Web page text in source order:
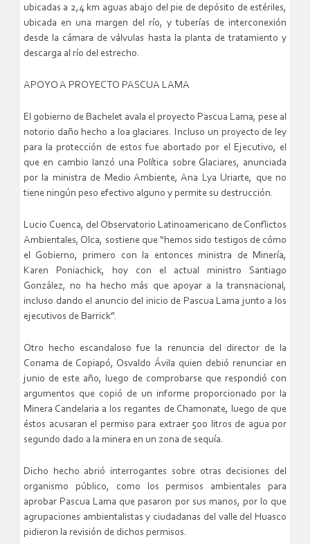
ubicadas a 2,4 km aguas abajo del pie de depósito de estériles,
ubicada en una margen del río, y tuberías de interconexión
desde la cámara de válvulas hasta la planta de tratamiento y
descarga al río del estrecho.
APOYO A PROYECTO PASCUA LAMA
El gobierno de Bachelet avala el proyecto Pascua Lama, pese al
notorio daño hecho a loa glaciares. Incluso un proyecto de ley
para la protección de estos fue abortado por el Ejecutivo, el
que en cambio lanzó una Política sobre Glaciares, anunciada
por la ministra de Medio Ambiente, Ana Lya Uriarte, que no
tiene ningún peso efectivo alguno y permite su destrucción.
Lucio Cuenca, del Observatorio Latinoamericano de Conflictos
Ambientales, Olca, sostiene que “hemos sido testigos de cómo
el Gobierno, primero con la entonces ministra de Minería,
Karen Poniachick, hoy con el actual ministro Santiago
González, no ha hecho más que apoyar a la transnacional,
incluso dando el anuncio del inicio de Pascua Lama junto a los
ejecutivos de Barrick”.
Otro hecho escandaloso fue la renuncia del director de la
Conama de Copiapó, Osvaldo Ávila quien debió renunciar en
junio de este año, luego de comprobarse que respondió con
argumentos que copió de un informe proporcionado por la
Minera Candelaria a los regantes de Chamonate, luego de que
éstos acusaran el permiso para extraer 500 litros de agua por
segundo dado a la minera en un zona de sequía.
Dicho hecho abrió interrogantes sobre otras decisiones del
organismo público, como los permisos ambientales para
aprobar Pascua Lama que pasaron por sus manos, por lo que
agrupaciones ambientalistas y ciudadanas del valle del Huasco
pidieron la revisión de dichos permisos.